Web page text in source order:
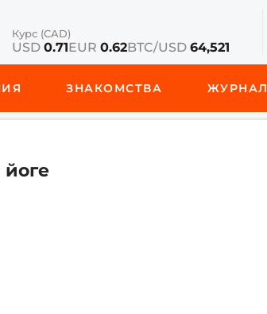
Курс (CAD)
USD 0.71EUR 0.62BTC/USD 64,521
ЗНАКОМСТВА ЖУРНАЛ